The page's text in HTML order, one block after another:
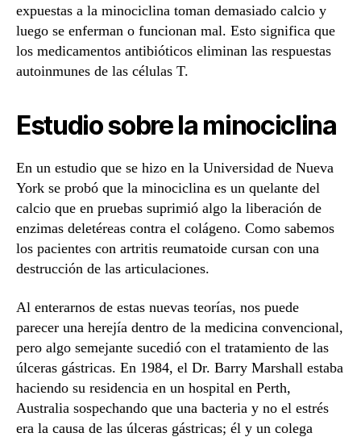
expuestas a la minociclina toman demasiado calcio y
luego se enferman o funcionan mal. Esto significa que
los medicamentos antibióticos eliminan las respuestas
autoinmunes de las células T.
Estudio sobre la minociclina
En un estudio que se hizo en la Universidad de Nueva
York se probó que la minociclina es un quelante del
calcio que en pruebas suprimió algo la liberación de
enzimas deletéreas contra el colágeno. Como sabemos
los pacientes con artritis reumatoide cursan con una
destrucción de las articulaciones.
Al enterarnos de estas nuevas teorías, nos puede
parecer una herejía dentro de la medicina convencional,
pero algo semejante sucedió con el tratamiento de las
úlceras gástricas. En 1984, el Dr. Barry Marshall estaba
haciendo su residencia en un hospital en Perth,
Australia sospechando que una bacteria y no el estrés
era la causa de las úlceras gástricas; él y un colega